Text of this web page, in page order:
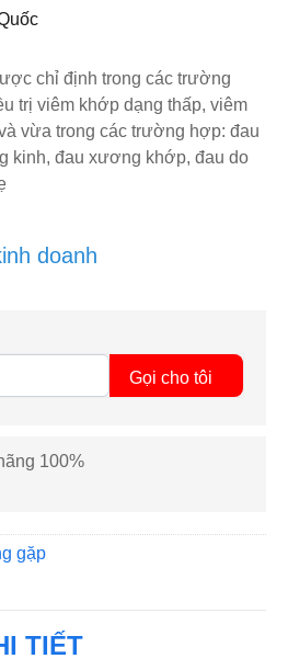
chỉ định trong các trường
trị viêm khớp dạng thấp, viêm
vừa trong các trường hợp: đau
kinh, đau xương khớp, đau do
doanh
Gọi cho tôi
100%
gặp
TIẾT